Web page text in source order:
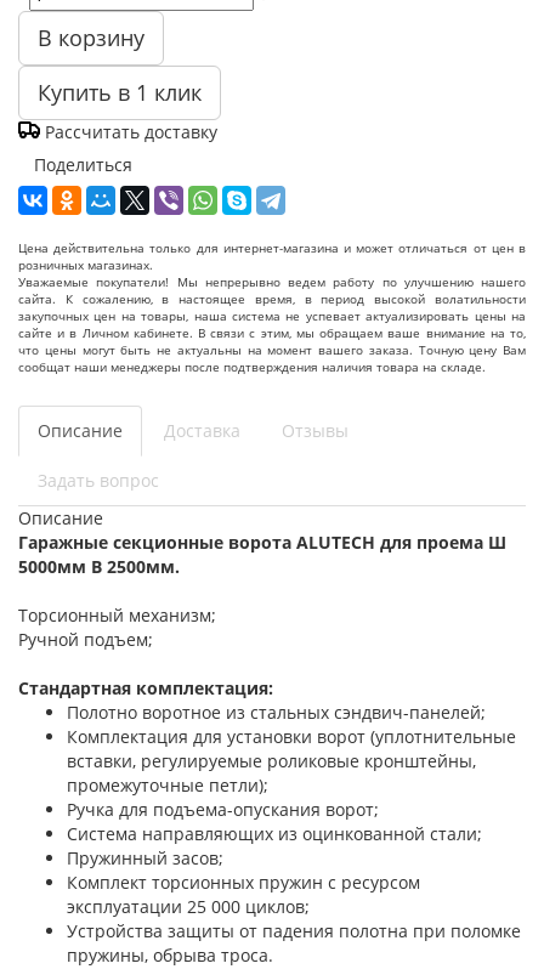
В корзину
Купить в 1 клик
Рассчитать доставку
Поделиться
Цена действительна только для интернет-магазина и может отличаться от цен в
розничных магазинах.
Уважаемые покупатели! Мы непрерывно ведем работу по улучшению нашего
сайта. К сожалению, в настоящее время, в период высокой волатильности
закупочных цен на товары, наша система не успевает актуализировать цены на
сайте и в Личном кабинете. В связи с этим, мы обращаем ваше внимание на то,
что цены могут быть не актуальны на момент вашего заказа. Точную цену Вам
сообщат наши менеджеры после подтверждения наличия товара на складе.
Описание Доставка Отзывы
Задать вопрос
Описание
Гаражные секционные ворота ALUTECH для проема Ш
5000мм В 2500мм.
Торсионный механизм;
Ручной подъем;
Стандартная комплектация:
Полотно воротное из стальных сэндвич-панелей;
Комплектация для установки ворот (уплотнительные
вставки, регулируемые роликовые кронштейны,
промежуточные петли);
Ручка для подъема-опускания ворот;
Система направляющих из оцинкованной стали;
Пружинный засов;
Комплект торсионных пружин с ресурсом
эксплуатации 25 000 циклов;
Устройства защиты от падения полотна при поломке
пружины, обрыва троса.